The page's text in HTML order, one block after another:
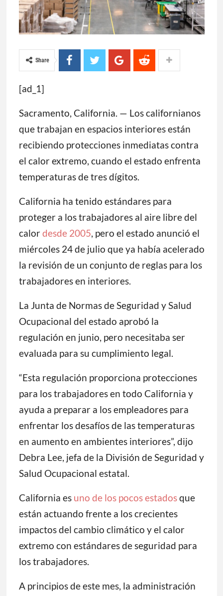
Share
[ad_1]
Sacramento, California. — Los californianos
que trabajan en espacios interiores están
recibiendo protecciones inmediatas contra
el calor extremo, cuando el estado enfrenta
temperaturas de tres dígitos.
California ha tenido estándares para
proteger a los trabajadores al aire libre del
calordesde 2005, pero el estado anunció el
miércoles 24 de julio que ya había acelerado
la revisión de un conjunto de reglas para los
trabajadores en interiores.
La Junta de Normas de Seguridad y Salud
Ocupacional del estado aprobó la
regulación en junio, pero necesitaba ser
evaluada para su cumplimiento legal.
“Esta regulación proporciona protecciones
para los trabajadores en todo California y
ayuda a preparar a los empleadores para
enfrentar los desafíos de las temperaturas
en aumento en ambientes interiores”, dijo
Debra Lee, jefa de la División de Seguridad y
Salud Ocupacional estatal.
California es uno de los pocos estadosque
están actuando frente a los crecientes
impactos del cambio climático y el calor
extremo con estándares de seguridad para
los trabajadores.
A principios de este mes, la administración